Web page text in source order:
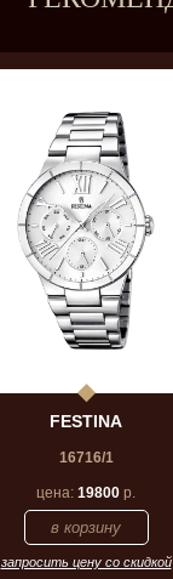
FESTINA
16716/1
цена: 19800 р.
запросить цену со скидкой